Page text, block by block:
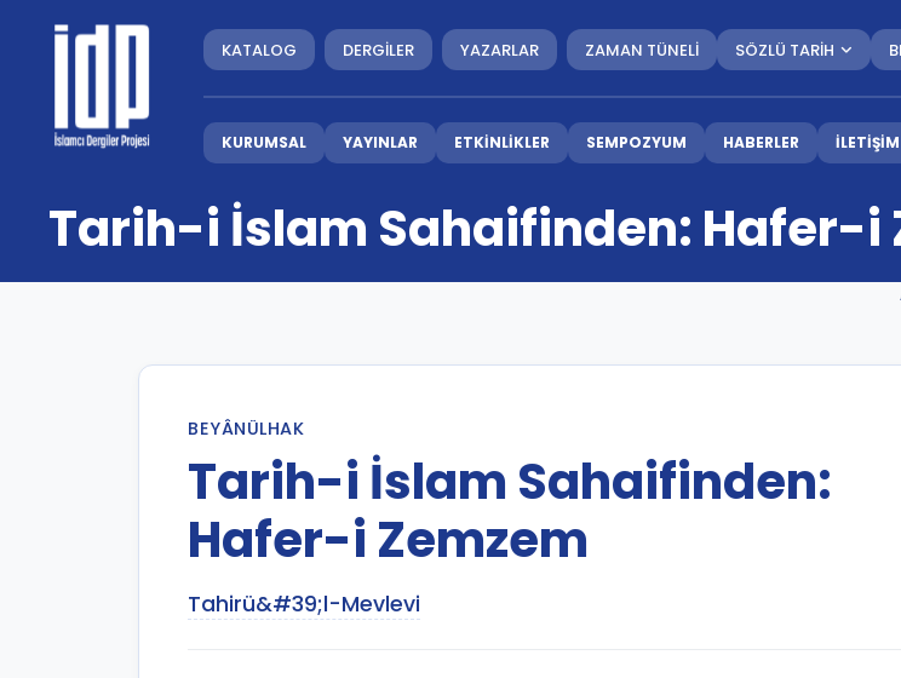
KATALOG DERGİLER YAZARLAR ZAMAN TÜNELİ SÖZLÜ TARİH
KURUMSAL YAYINLAR ETKİNLİKLER SEMPOZYUM HABERLER İLETİŞİM
Tarih-i İslam Sahaifinden: Hafer-i
BEYÂNÜLHAK
Tarih-i İslam Sahaifinden:
Hafer-i Zemzem
Tahirü&#39;l-Mevlevi